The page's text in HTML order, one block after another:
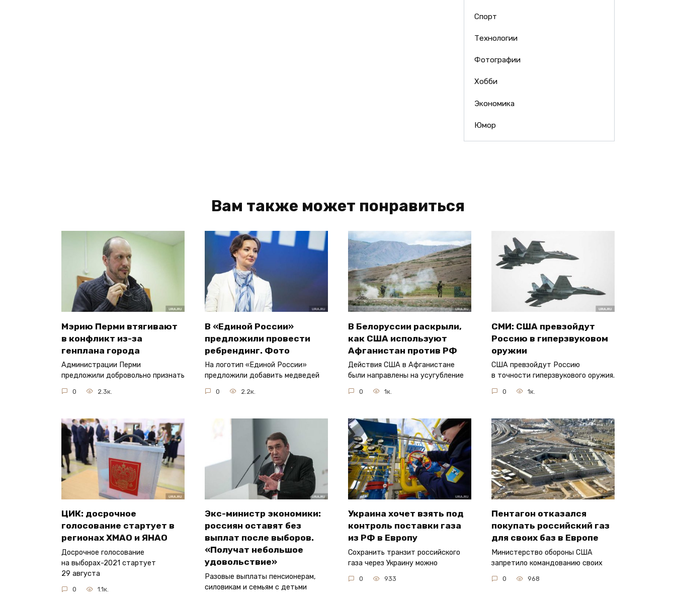
Спорт
Технологии
Фотографии
Хобби
Экономика
Юмор
Вам также может понравиться
Мэрию Перми втягивают
в конфликт из-за
генплана города
Администрации Перми
предложили добровольно признать
0 2.3к.
В «Единой России»
предложили провести
ребрендинг. Фото
На логотип «Единой России»
предложили добавить медведей
0 2.2к.
В Белоруссии раскрыли,
как США используют
Афганистан против РФ
Действия США в Афганистане
были направлены на усугубление
0 1к.
СМИ: США превзойдут
Россию в гиперзвуковом
оружии
США превзойдут Россию
в точности гиперзвукового оружия.
0 1к.
ЦИК: досрочное
голосование стартует в
регионах ХМАО и ЯНАО
Досрочное голосование
на выборах-2021 стартует
29 августа
0 1.1к.
Экс-министр экономики:
россиян оставят без
выплат после выборов.
«Получат небольшое
удовольствие»
Разовые выплаты пенсионерам,
силовикам и семьям с детьми
Украина хочет взять под
контроль поставки газа
из РФ в Европу
Сохранить транзит российского
газа через Украину можно
0 933
Пентагон отказался
покупать российский газ
для своих баз в Европе
Министерство обороны США
запретило командованию своих
0 968